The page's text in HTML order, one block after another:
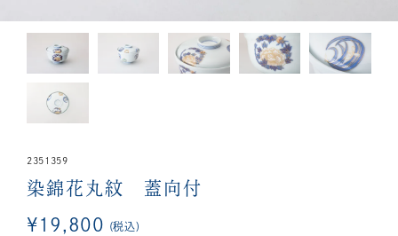
2351359
染錦花丸紋 蓋向付
¥ 19,800 税込